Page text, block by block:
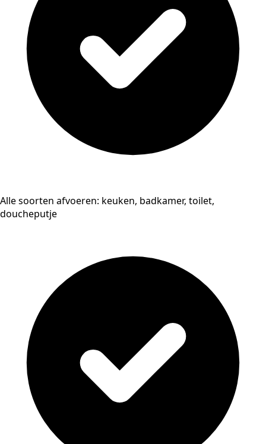
Alle soorten afvoeren: keuken, badkamer, toilet,
doucheputje